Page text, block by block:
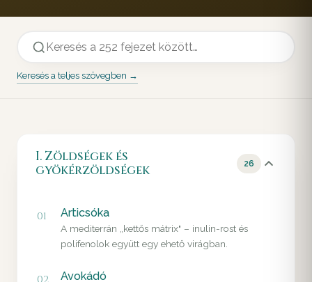
Keresés a teljes szövegben →
I. Zöldségek és
gyökérzöldségek
26
01 Articsóka
A mediterrán „kettős mátrix" – inulin-rost és
polifenolok együtt egy ehető virágban.
Avokádó